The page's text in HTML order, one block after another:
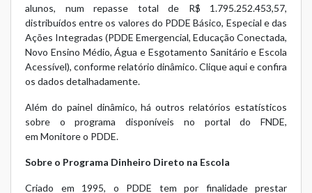
alunos, num repasse total de R$ 1.795.252.453,57,
distribuídos entre os valores do PDDE Básico, Especial e das
Ações Integradas (PDDE Emergencial, Educação Conectada,
Novo Ensino Médio, Água e Esgotamento Sanitário e Escola
Acessível), conforme relatório dinâmico.Clique aquie confira
os dados detalhadamente.
Além do painel dinâmico, há outros relatórios estatísticos
sobre o programa disponíveis no portal do FNDE,
em Monitore o PDDE.
Sobre o Programa Dinheiro Direto na Escola
Criado em 1995, o PDDE tem por finalidade prestar